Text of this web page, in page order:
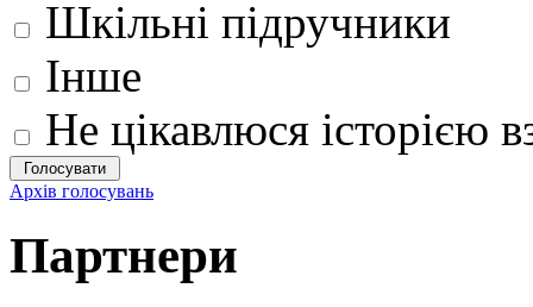
Шкільні підручники
Інше
Не цікавлюся історією
Архів голосувань
Партнери